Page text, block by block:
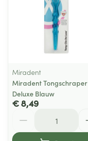
Miradent
Miradent Tongschraper
Deluxe Blauw
€ 8,49